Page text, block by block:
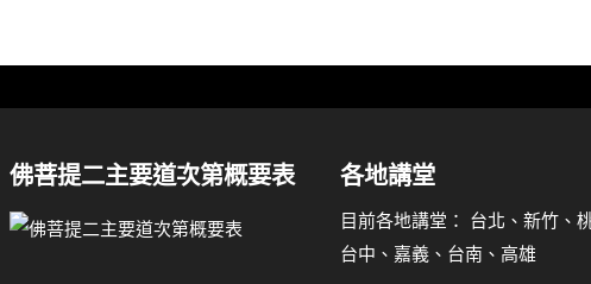
佛菩提二主要道次第概要表 各地講堂
目前各地講堂： 台北、新竹、
台中、嘉義、台南、高雄